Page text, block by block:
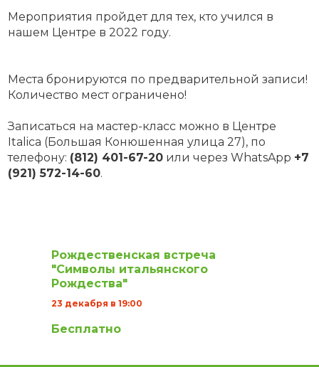
Мероприятия пройдет для тех, кто учился в
нашем Центре в 2022 году.
Места бронируются по предварительной записи!
Количество мест ограничено!
Записаться на мастер-класс можно в Центре
Italica (Большая Конюшенная улица 27), по
телефону: (812) 401-67-20 или через WhatsApp +7
(921) 572-14-60.
Рождественская встреча
"Символы итальянского
Рождества"
23 декабря в 19:00
Бесплатно